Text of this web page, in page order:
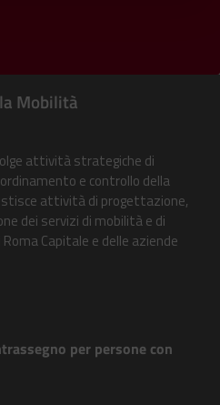
Mobilità
attività strategiche di
e controllo della
attività di progettazione,
dei servizi di mobilità e di
Capitale e delle aziende
per persone con